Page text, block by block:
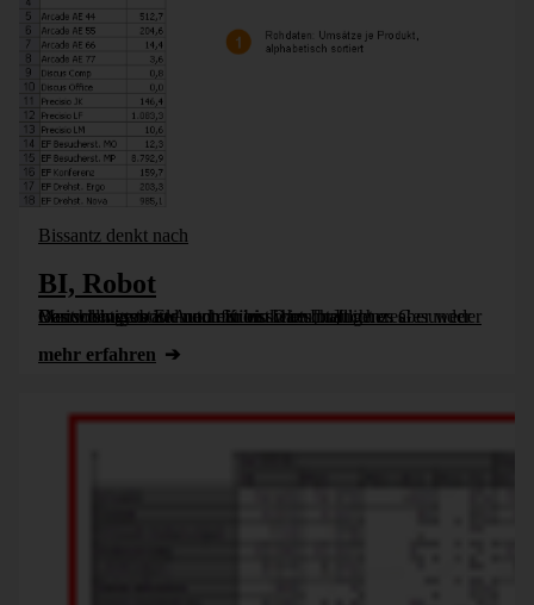
Bissantz denkt nach
BI, Robot
Das wichtigste Element für ein wirtschaftlicheres Berichtswesen ist Automation. Dazu braucht es aber weder Controllingroboter noch Künstliche Intelligenz. Gesunder Menschenverstand und ein bisschen [...]
mehr erfahren